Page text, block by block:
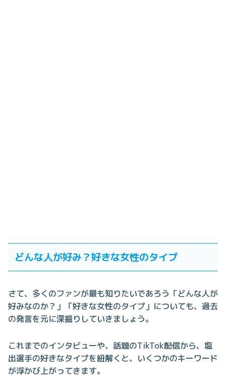
どんな人が好み？好きな女性のタイプ
さて、多くのファンが最も知りたいであろう「どんな人が
好みなのか？」「好きな女性のタイプ」についても、過去
の発言を元に深掘りしていきましょう。
これまでのインタビューや、話題のTikTok配信から、塩
出選手の好きなタイプを紐解くと、いくつかのキーワード
が浮かび上がってきます。